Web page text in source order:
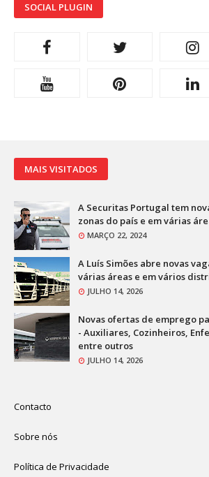
SOCIAL PLUGIN
MAIS VISITADOS
A Securitas Portugal tem
zonas do país e em várias
MARÇO 22, 2024
A Luís Simões abre novas
várias áreas e em vários
JULHO 14, 2026
Novas ofertas de emprego
- Auxiliares, Cozinheiros,
entre outros
JULHO 14, 2026
Contacto
Sobre nós
Política de Privacidade